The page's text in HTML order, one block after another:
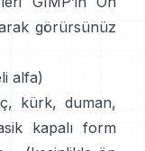
görürsünüz
alfa)
kürk, duman,
kapalı form